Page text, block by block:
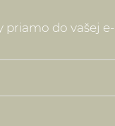
priamo do vašej e-